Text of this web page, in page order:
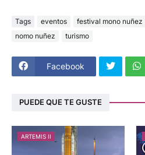
Tags eventos festival mono nuñez
nomo nuñez
turismo
Facebook
PUEDE QUE TE GUSTE
ARTEMIS II